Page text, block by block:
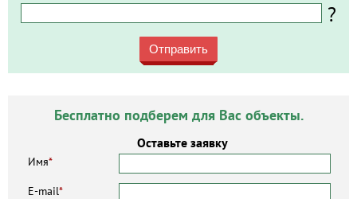
?
Отправить
Бесплатно подберем для Вас объекты.
Оставьте заявку
Имя*
E-mail*